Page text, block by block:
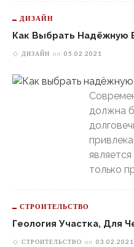
ДИЗАЙН
Как Выбрать Надёжную
ДИЗАЙН on 05.02.2021
должна
только
СТРОИТЕЛЬСТВО
Геология Участка, Для
СТРОИТЕЛЬСТВО on 03.02.2021